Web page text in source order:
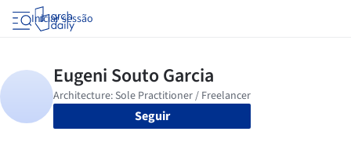
Iniciar sessão
Seguir